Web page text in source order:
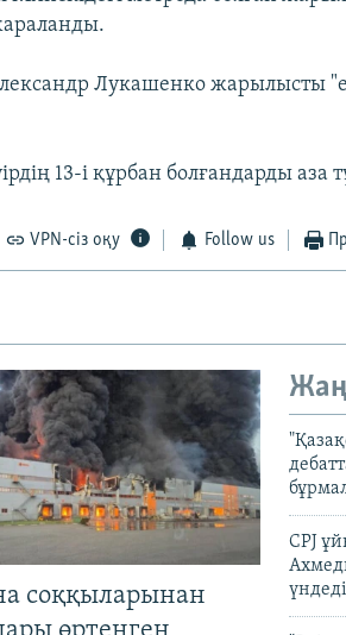
Лукашенко жарылысты
13-і құрбан болғандарды аза
VPN-сіз оқу Follow us
соққыларынан
CPJ
үндеді